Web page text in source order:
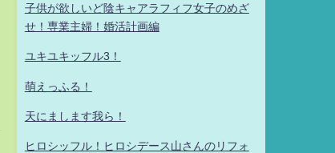
子供が欲しいど陰キャアラフィフ女子のめざ
せ！専業主婦！婚活計画編
ユキユキッフル3！
萌えっふる！
天にまします我ら！
ヒロシッフル！ヒロシデース山さんのリフォ